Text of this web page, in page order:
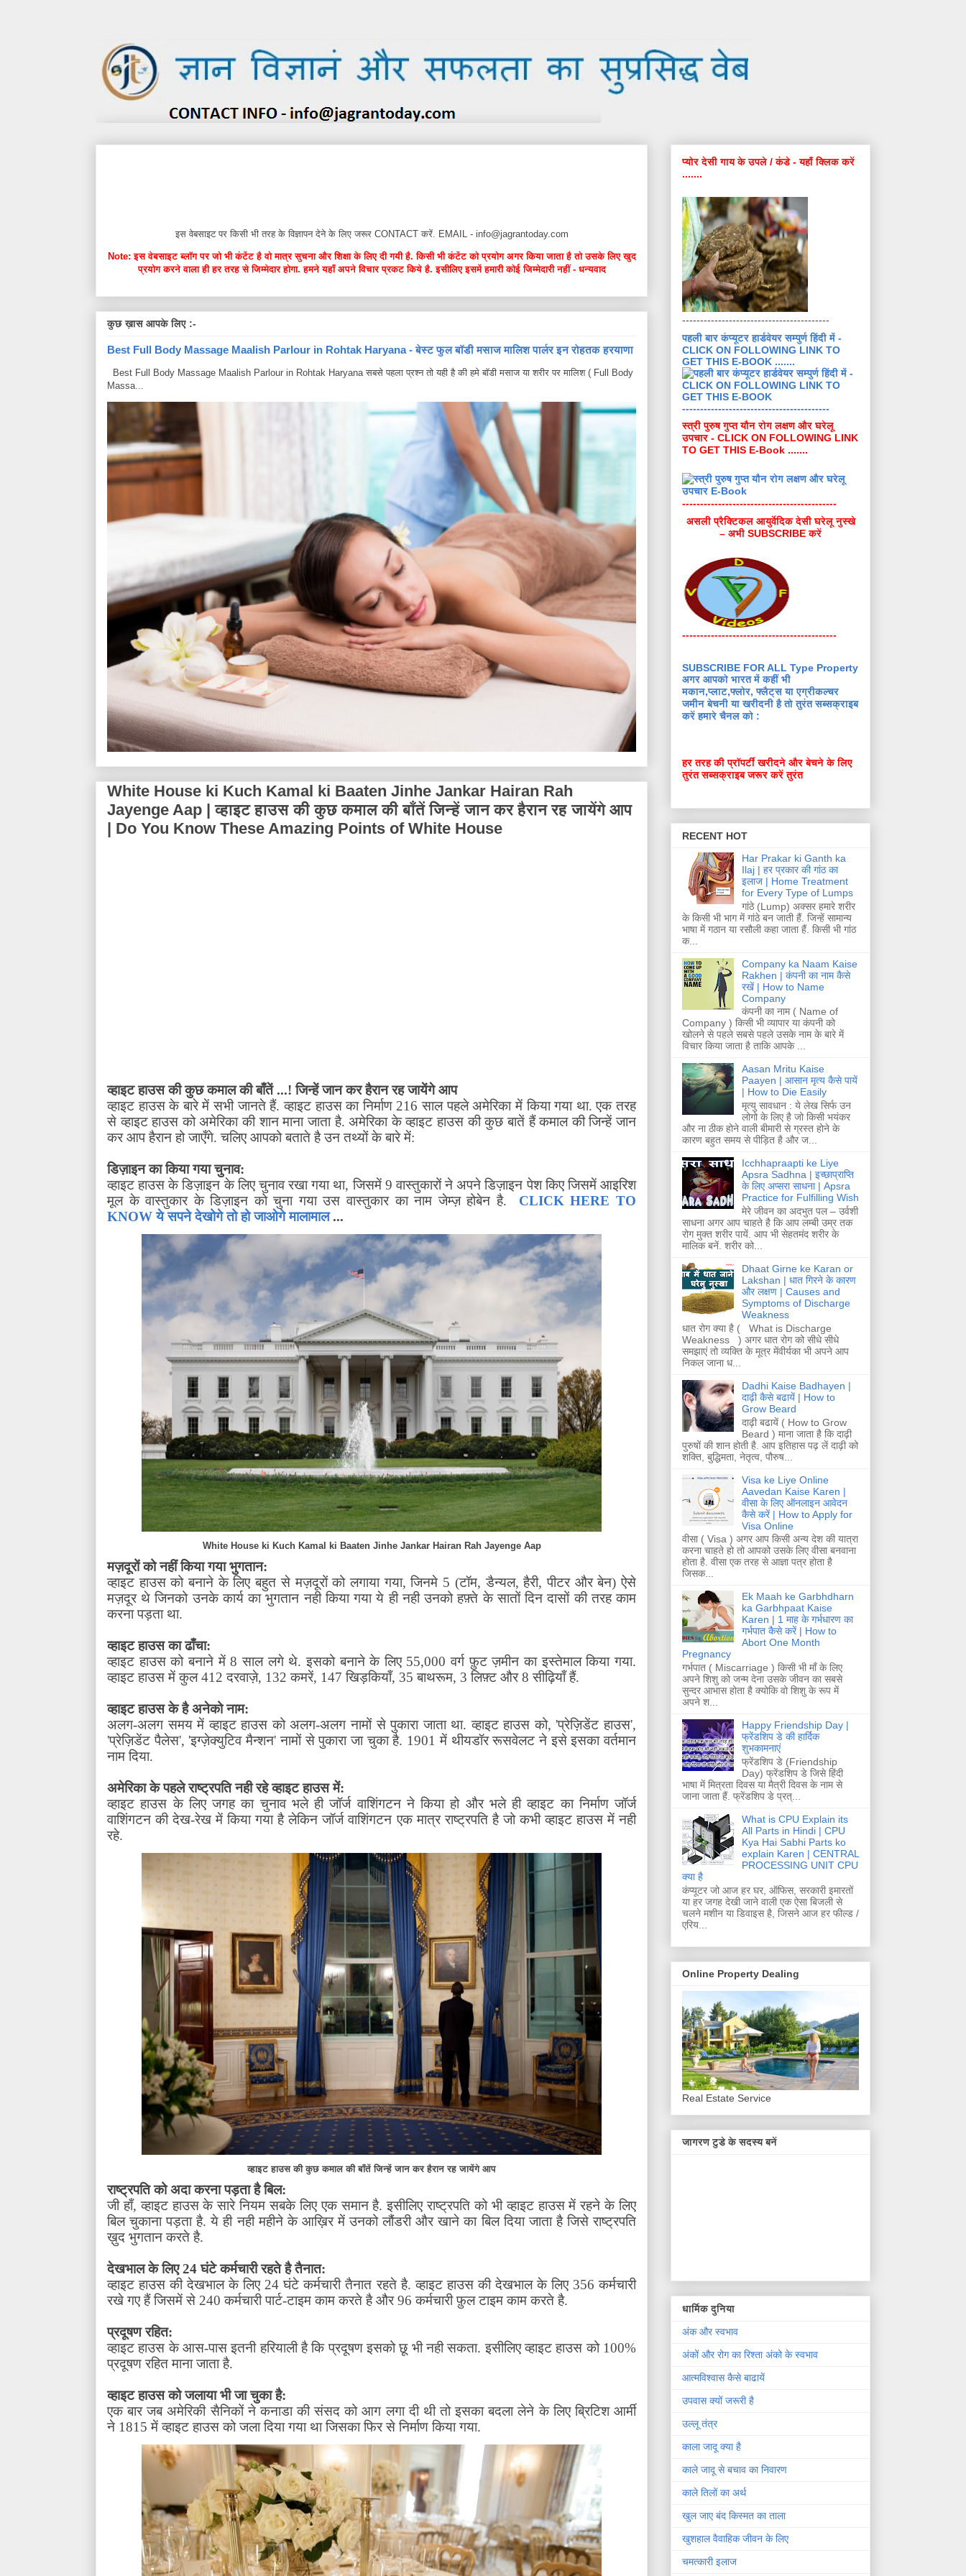
इस वेबसाइट पर किसी भी तरह के विज्ञापन देने के लिए जरूर CONTACT करें. EMAIL - info@jagrantoday.com
Note: इस वेबसाइट ब्लॉग पर जो भी कंटेंट है वो मात्र सुचना और शिक्षा के लिए दी गयी है. किसी भी कंटेंट को प्रयोग अगर किया जाता है तो उसके लिए खुद
प्रयोग करने वाला ही हर तरह से जिम्मेदार होगा. हमने यहाँ अपने विचार प्रकट किये है. इसीलिए इसमें हमारी कोई जिम्मेदारी नहीं - धन्यवाद
कुछ ख़ास आपके लिए :-
Best Full Body Massage Maalish Parlour in Rohtak Haryana - बेस्ट फुल बॉडी मसाज मालिश पार्लर इन रोहतक हरयाणा
Best Full Body Massage Maalish Parlour in Rohtak Haryana सबसे पहला प्रश्न तो यही है की हमे बॉडी मसाज या शरीर पर मालिश ( Full Body
Massa...
White House ki Kuch Kamal ki Baaten Jinhe Jankar Hairan Rah
Jayenge Aap | व्हाइट हाउस की कुछ कमाल की बाँतें जिन्हें जान कर हैरान रह जायेंगे आप
| Do You Know These Amazing Points of White House
व्हाइट हाउस की कुछ कमाल की बाँतें ...! जिन्हें जान कर हैरान रह जायेंगे आप
व्हाइट हाउस के बारे में सभी जानते हैं. व्हाइट हाउस का निर्माण216साल पहले अमेरिका में किया गया था. एक तरह
से व्हाइट हाउस को अमेरिका की शान माना जाता है. अमेरिका के व्हाइट हाउस की कुछ बातें हैं कमाल की जिन्हें जान
कर आप हैरान हो जाएँगे. चलिए आपको बताते है उन तथ्यों के बारे में:
डिज़ाइन का किया गया चुनाव:
व्हाइट हाउस के डिज़ाइन के लिए चुनाव रखा गया था,जिसमें9वास्तुकारों ने अपने डिज़ाइन पेश किए जिसमें आइरिश
मूल के वास्तुकार के डिज़ाइन को चुना गया उस वास्तुकार का नाम जेम्ज़ होबेन है. CLICK HERE TO
KNOW ये सपने देखोगे तो हो जाओगे मालामाल...
White House ki Kuch Kamal ki Baaten Jinhe Jankar Hairan Rah Jayenge Aap
मज़दूरों को नहीं किया गया भुगतान:
व्हाइट हाउस को बनाने के लिए बहुत से मज़दूरों को लगाया गया,जिनमे 5 (टॉम,डैन्यल,हैरी,पीटर और बेन) ऐसे
मज़दूर थे जिनको उनके कार्य का भुगतान नही किया गया ये ही नही उनको हफ़्ते के सातों दिन दासों की तरह काम
करना पड़ता था.
व्हाइट हाउस का ढाँचा:
व्हाइट हाउस को बनाने में8साल लगे थे. इसको बनाने के लिए55,000वर्ग फ़ुट ज़मीन का इस्तेमाल किया गया.
व्हाइट हाउस में कुल412दरवाज़े, 132कमरें, 147खिड़कियाँ, 35बाथरूम, 3लिफ़्ट और8सीढ़ियाँ हैं.
व्हाइट हाउस के है अनेको नाम:
अलग-अलग समय में व्हाइट हाउस को अलग-अलग नामों से पुकारा जाता था. व्हाइट हाउस को, 'प्रेज़िडेंट हाउस',
'प्रेज़िडेंट पैलेस', 'इग्ज़ेक्युटिव मैन्शन'नामों से पुकारा जा चुका है. 1901में थीयडॉर रूसवेलट ने इसे इसका वर्तमान
नाम दिया.
अमेरिका के पहले राष्ट्रपति नही रहे व्हाइट हाउस में:
व्हाइट हाउस के लिए जगह का चुनाव भले ही जॉर्ज वाशिंगटन ने किया हो और भले ही व्हाइट का निर्माण जॉर्ज
वाशिंगटन की देख-रेख में किया गया है लेकिन जॉर्ज वाशिंगटन एक मात्र राष्ट्रपति है जो कभी व्हाइट हाउस में नही
रहे.
व्हाइट हाउस की कुछ कमाल की बाँतें जिन्हें जान कर हैरान रह जायेंगे आप
राष्ट्रपति को अदा करना पड़ता है बिल:
जी हाँ,व्हाइट हाउस के सारे नियम सबके लिए एक समान है. इसीलिए राष्ट्रपति को भी व्हाइट हाउस में रहने के लिए
बिल चुकाना पड़ता है. ये ही नही महीने के आख़िर में उनको लौंडरी और खाने का बिल दिया जाता है जिसे राष्ट्रपति
ख़ुद भुगतान करते है.
देखभाल के लिए24घंटे कर्मचारी रहते है तैनात:
व्हाइट हाउस की देखभाल के लिए24घंटे कर्मचारी तैनात रहते है. व्हाइट हाउस की देखभाल के लिए356कर्मचारी
रखे गए हैं जिसमें से 240कर्मचारी पार्ट-टाइम काम करते है और96कर्मचारी फ़ुल टाइम काम करते है.
प्रदूषण रहित:
व्हाइट हाउस के आस-पास इतनी हरियाली है कि प्रदूषण इसको छू भी नही सकता. इसीलिए व्हाइट हाउस को100%
प्रदूषण रहित माना जाता है.
व्हाइट हाउस को जलाया भी जा चुका है:
एक बार जब अमेरिकी सैनिकों ने कनाडा की संसद को आग लगा दी थी तो इसका बदला लेने के लिए ब्रिटिश आर्मी
ने 1815में व्हाइट हाउस को जला दिया गया था जिसका फिर से निर्माण किया गया.
प्योर देसी गाय के उपले / कंडे - यहाँ क्लिक करें
.......
-----------------------------------------
पहली बार कंप्यूटर हार्डवेयर सम्पुर्ण हिंदी में -
CLICK ON FOLLOWING LINK TO
GET THIS E-BOOK .......
-----------------------------------------
स्त्री पुरुष गुप्त यौन रोग लक्षण और घरेलू
उपचार - CLICK ON FOLLOWING LINK
TO GET THIS E-Book .......
-------------------------------------------
असली प्रैक्टिकल आयुर्वेदिक देसी घरेलू नुस्खे
– अभी SUBSCRIBE करें
-------------------------------------------
SUBSCRIBE FOR ALL Type Property
अगर आपको भारत में कहीं भी
मकान,प्लाट,फ्लोर, फ्लैट्स या एग्रीकल्चर
जमीन बेचनी या खरीदनी है तो तुरंत सब्सक्राइब
करें हमारे चैनल को :
हर तरह की प्रॉपर्टी खरीदने और बेचने के लिए
तुरंत सब्सक्राइब जरूर करें तुरंत
RECENT HOT
Har Prakar ki Ganth ka
Ilaj | हर प्रकार की गांठ का
इलाज | Home Treatment
for Every Type of Lumps
गांठे (Lump) अक्सर हमारे शरीर
के किसी भी भाग में गांठे बन जाती हैं. जिन्हें सामान्य
भाषा में गठान या रसौली कहा जाता हैं. किसी भी गांठ
क...
Company ka Naam Kaise
Rakhen | कंपनी का नाम कैसे
रखें | How to Name
Company
कंपनी का नाम ( Name of
Company ) किसी भी व्यापार या कंपनी को
खोलने से पहले सबसे पहले उसके नाम के बारे में
विचार किया जाता है ताकि आपके ...
Aasan Mritu Kaise
Paayen | आसान मृत्य कैसे पायें
| How to Die Easily
मृत्यु सावधान : ये लेख सिर्फ उन
लोगो के लिए है जो किसी भयंकर
और ना ठीक होने वाली बीमारी से ग्रस्त होने के
कारण बहुत समय से पीड़ित है और ज...
Icchhapraapti ke Liye
Apsra Sadhna | इच्छाप्राप्ति
के लिए अप्सरा साधना | Apsra
Practice for Fulfilling Wish
मेरे जीवन का अदभुत पल – उर्वशी
साधना अगर आप चाहते है कि आप लम्बी उम्र तक
रोग मुक्त शरीर पायें. आप भी सेहतमंद शरीर के
मालिक बनें. शरीर को...
Dhaat Girne ke Karan or
Lakshan | धात गिरने के कारण
और लक्षण | Causes and
Symptoms of Discharge
Weakness
धात रोग क्या है ( What is Discharge
Weakness ) अगर धात रोग को सीधे सीधे
समझाएं तो व्यक्ति के मूत्र मेंवीर्यका भी अपने आप
निकल जाना ध...
Dadhi Kaise Badhayen |
दाढ़ी कैसे बढायें | How to
Grow Beard
दाढ़ी बढायें ( How to Grow
Beard ) माना जाता है कि दाढ़ी
पुरुषों की शान होती है. आप इतिहास पढ़ लें दाढ़ी को
शक्ति, बुद्धिमता, नेतृत्व, पौरुष...
Visa ke Liye Online
Aavedan Kaise Karen |
वीसा के लिए ऑनलाइन आवेदन
कैसे करें | How to Apply for
Visa Online
वीसा ( Visa ) अगर आप किसी अन्य देश की यात्रा
करना चाहते हो तो आपको उसके लिए वीसा बनवाना
होता है. वीसा एक तरह से आज्ञा पत्र होता है
जिसक...
Ek Maah ke Garbhdharn
ka Garbhpaat Kaise
Karen | 1 माह के गर्भधारण का
गर्भपात कैसे करें | How to
Abort One Month
Pregnancy
गर्भपात ( Miscarriage ) किसी भी माँ के लिए
अपने शिशु को जन्म देना उसके जीवन का सबसे
सुन्दर आभास होता है क्योकि वो शिशु के रूप में
अपने श...
Happy Friendship Day |
फ्रेंडशिप डे की हार्दिक
शुभकामनाएं
फ्रेंडशिप डे (Friendship
Day) फ्रेंडशिप डे जिसे हिंदी
भाषा में मित्रता दिवस या मैत्री दिवस के नाम से
जाना जाता हैं. फ्रेंडशिप डे प्रत्...
What is CPU Explain its
All Parts in Hindi | CPU
Kya Hai Sabhi Parts ko
explain Karen | CENTRAL
PROCESSING UNIT CPU
क्या है
कंप्यूटर जो आज हर घर, ऑफिस, सरकारी इमारतों
या हर जगह देखी जाने वाली एक ऐसा बिजली से
चलने मशीन या डिवाइस है, जिसने आज हर फील्ड /
एरिय...
Online Property Dealing
Real Estate Service
जागरण टुडे के सदस्य बनें
धार्मिक दुनिया
अंक और स्वभाव
अंकों और रोग का रिश्ता अंको के स्वभाव
आत्मविश्वास कैसे बाढायें
उपवास क्यों जरूरी है
उल्लू तंत्र
काला जादू क्या है
काले जादू से बचाव का निवारण
काले तिलों का अर्थ
खुल जाए बंद किस्मत का ताला
खुशहाल वैवाहिक जीवन के लिए
चमत्कारी इलाज